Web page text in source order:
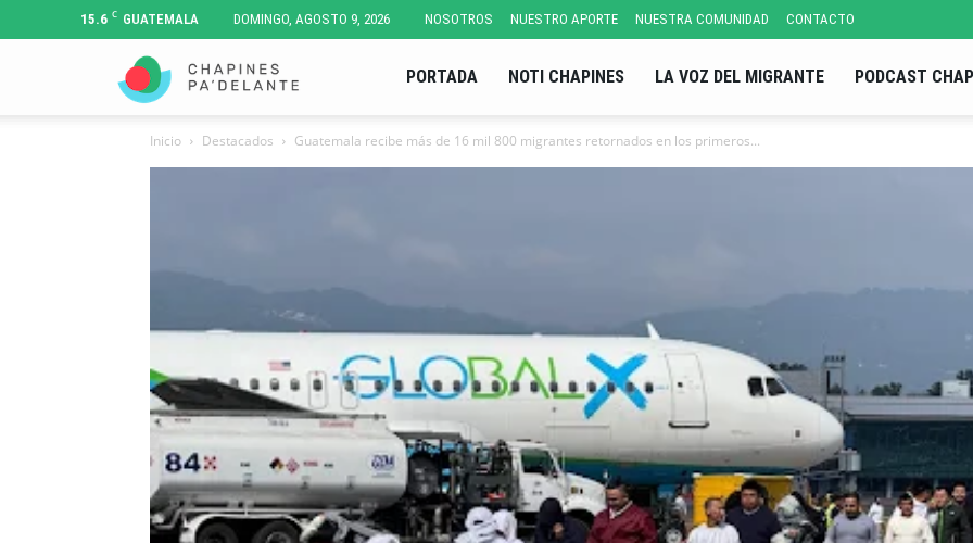
15.6 C GUATEMALA DOMINGO, AGOSTO 9, 2026 NOSOTROS NUESTRO APORTE NUESTRA COMUNIDAD CONTACTO
Pa'
PORTADA NOTI CHAPINES LA VOZ DEL MIGRANTE PODCAST
Inicio Destacados Guatemala recibe más de 16 mil 800 migrantes retornados en los primeros...